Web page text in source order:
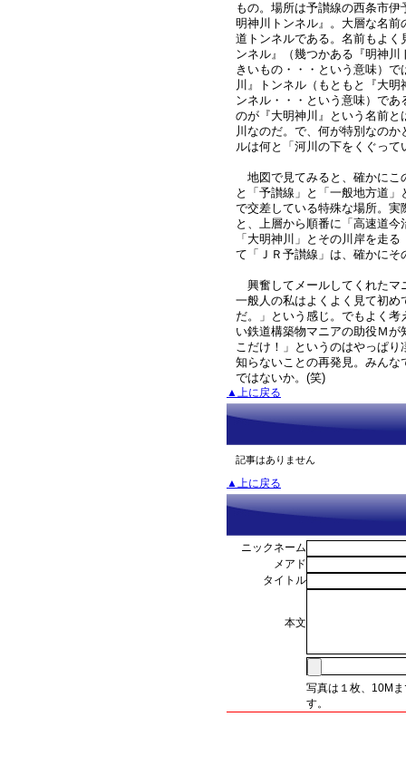
もの。場所は予讃線の西条市
明神川トンネル』。大層な名前
道トンネルである。名前もよく
ンネル』（幾つかある『明神川
きいもの・・・という意味）で
川』トンネル（もともと『大
ンネル・・・という意味）であ
のが『大明神川』という名前と
川なのだ。で、何が特別なの
ルは何と「河川の下をくぐって
地図で見てみると、確かにこ
と「予讃線」と「一般地方道
で交差している特殊な場所。実
と、上層から順番に「高速道
「大明神川」とその川岸を走
て「ＪＲ予讃線」は、確かにそ
興奮してメールしてくれたマ
一般人の私はよくよく見て初め
だ。」という感じ。でもよく考
い鉄道構築物マニアの助役Ｍが
こだけ！」というのはやっぱり
知らないことの再発見。みんな
ではないか。(笑)
▲上に戻る
記事はありません
▲上に戻る
ニックネーム
メアド
タイトル
本文
写真は１枚、10M
す。